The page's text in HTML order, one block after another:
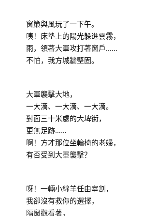
窗簾與風玩了一下午。
咦！床墊上的陽光躲進雲霧，
雨，領著大軍攻打著窗戶......
不怕，我方城牆堅固。
大軍襲擊大地，
一大滴、一大滴、一大滴。
對面三十米處的大埤街，
更無足跡……
啊！方才那位坐輪椅的老婦，
有否受到大軍襲擊？
呀！一輛小綿羊任由宰割，
我卻沒有救你的選擇，
隔窗觀看著，